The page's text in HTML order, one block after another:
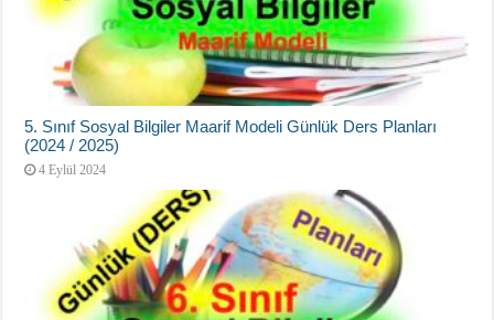
5. Sınıf Sosyal Bilgiler Maarif Modeli Günlük Ders Planları
(2024 / 2025)
4 Eylül 2024